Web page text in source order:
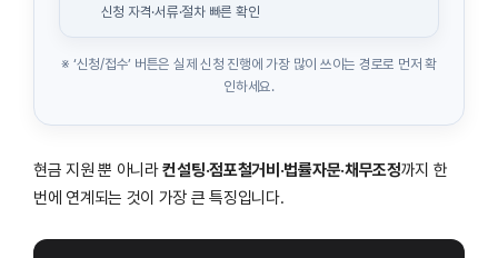
신청 자격·서류·절차 빠른 확인
※ ‘신청/접수’ 버튼은 실제 신청 진행에 가장 많이 쓰이는 경로로 먼저 확
인하세요.
현금 지원 뿐 아니라컨설팅·점포철거비·법률자문·채무조정까지 한
번에 연계되는 것이 가장 큰 특징입니다.